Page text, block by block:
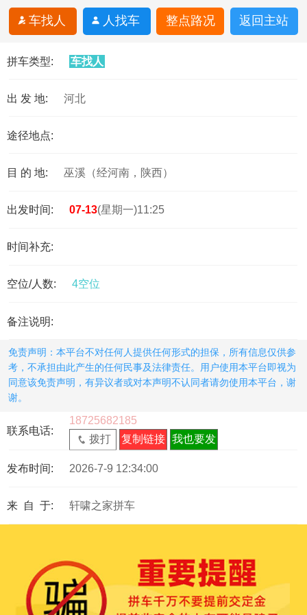
车找人 人找车 整点路况 返回主站
拼车类型: 车找人
出 发 地: 河北
途径地点:
目 的 地: 巫溪（经河南，陕西）
出发时间: 07-13(星期一)11:25
时间补充:
空位/人数: 4空位
备注说明:
免责声明：本平台不对任何人提供任何形式的担保，所有信息仅供参
考，不承担由此产生的任何民事及法律责任。用户使用本平台即视为
同意该免责声明，有异议者或对本声明不认同者请勿使用本平台，谢
谢。
联系电话:
18725682185
拨打
复制链接 我也要发
发布时间: 2026-7-9 12:34:00
来 自 于: 轩啸之家拼车